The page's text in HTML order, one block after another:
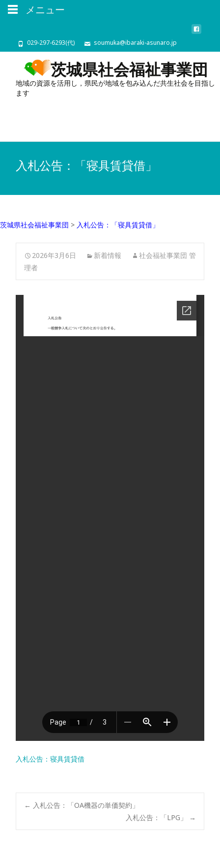
029-297-6293(代) soumuka@ibaraki-asunaro.jp
茨城県社会福祉事業団
地域の資源を活用し，県民が地域を包み込んだ共生社会を目指し
ます
入札公告：「寝具賃貸借」
茨城県社会福祉事業団 > 入札公告：「寝具賃貸借」
2026年3月6日 新着情報
社会福祉事業団 管
理者
入札公告：寝具賃貸借
← 入札公告：「OA機器の単価契約」
入札公告：「LPG」
→
メニュー